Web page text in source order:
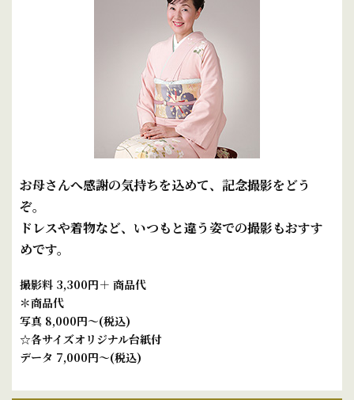
お母さんへ感謝の気持ちを込めて、記念撮影をどう
ぞ。
ドレスや着物など、いつもと違う姿での撮影もおすす
めです。
撮影料 3,300円＋ 商品代
＊商品代
写真 8,000円～(税込)
☆各サイズオリジナル台紙付
データ 7,000円～(税込)